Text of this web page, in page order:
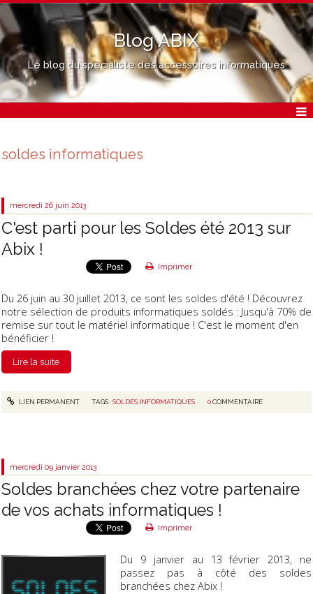
Blog ABIX
Le blog du spécialiste des accessoires informatiques
soldes informatiques
mercredi 26 juin 2013
C'est parti pour les Soldes été 2013 sur
Abix !
Imprimer
Du 26 juin au 30 juillet 2013, ce sont les soldes d'été ! Découvrez
notre sélection de produits informatiques soldés : Jusqu'à 70% de
remise sur tout le matériel informatique ! C'est le moment d'en
bénéficier !
Lire la suite
LIEN PERMANENT TAGS :SOLDES INFORMATIQUES 0COMMENTAIRE
mercredi 09 janvier 2013
Soldes branchées chez votre partenaire
de vos achats informatiques !
Imprimer
Du 9 janvier au 13 février 2013, ne
passez pas à côté des soldes
branchées chez Abix !